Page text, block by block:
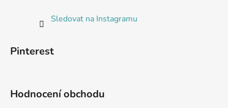
Sledovat na Instagramu
Pinterest
Hodnocení obchodu